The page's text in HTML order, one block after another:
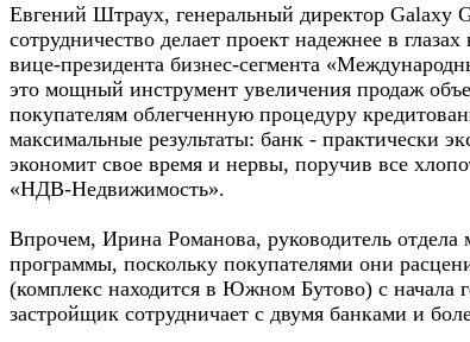
Евгений Штраух, генеральный директор Galaxy
сотрудничество делает проект надежнее в
вице-президента бизнес-сегмента
это мощный инструмент увеличения продаж
покупателям облегченную процедуру
максимальные результаты: банк - практически
экономит свое время и нервы, поручив все
«НДВ-Недвижимость».
Впрочем, Ирина Романова, руководитель отдела
программы, поскольку покупателями они
(комплекс находится в Южном Бутово) с начала
застройщик сотрудничает с двумя банками и